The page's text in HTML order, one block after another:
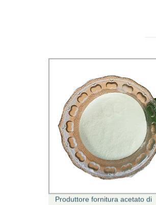
Produttore fornitura acetato di